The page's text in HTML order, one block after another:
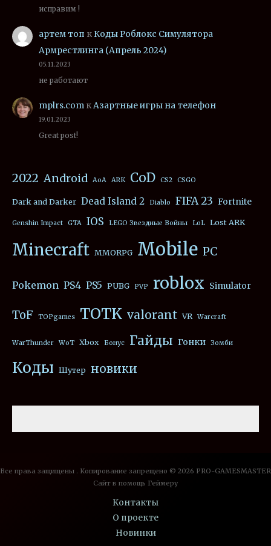
исправим !
артем топ к Коды Роблокс Симулятора
Армрестлинга (Апрель 2024)
05.11.2023
не работают
mplrs.com кАзартные игры на телефон
19.01.2023
Great post!
2022 Android AoA ARK CoD CS2 CSGO
Dark and Darker Dead Island 2 Diablo FIFA 23 Fortnite
Genshin Impact GTA IOS LEGO Звездные Войны LoL Lost ARK
Minecraft MMORPG Mobile PC
Pokemon PS4 PS5 PUBG PVP roblox Simulator
ToF TOPgames TOTK valorant VR Warcraft
WarThunder WoT Xbox Бонус Гайды Гонки Зомби
Коды Шутер новики
Все права защищены . Копирование запрещено © 2026 PRO-GAMESMASTER
Сайт в помощь Геймеру
Контакты
О проекте
Новинки